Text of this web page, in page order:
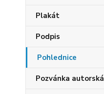
Plakát
Podpis
Pohlednice
Pozvánka autorská